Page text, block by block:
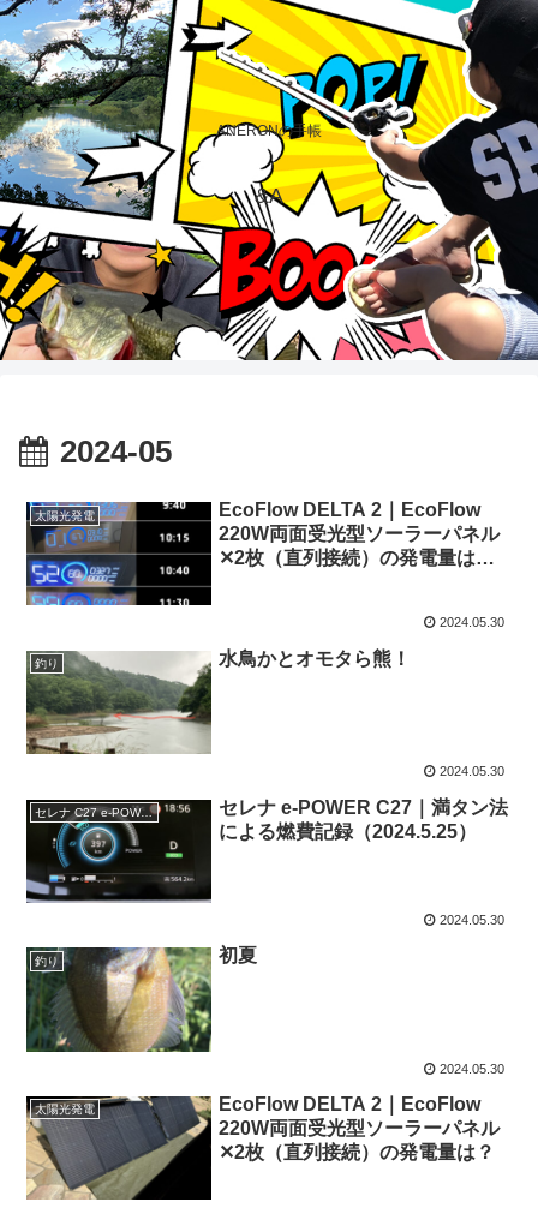
ANERONの手帳
&A
2024-05
太陽光発電
EcoFlow DELTA 2｜EcoFlow
220W両面受光型ソーラーパネル
✕2枚（直列接続）の発電量は？
2024.05.30
釣り 水鳥かとオモタら熊！
2024.05.30
セレナ C27 e-POWER
セレナ e-POWER C27｜満タン法
による燃費記録（2024.5.25）
2024.05.30
釣り 初夏
2024.05.30
太陽光発電
EcoFlow DELTA 2｜EcoFlow
220W両面受光型ソーラーパネル
✕2枚（直列接続）の発電量は？